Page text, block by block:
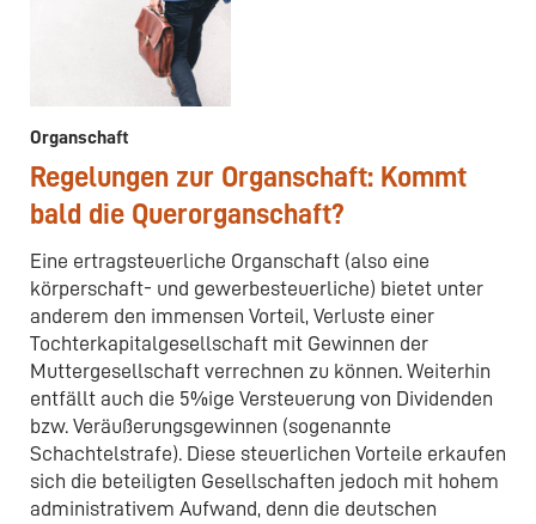
Organschaft
Regelungen zur Organschaft: Kommt
bald die Querorganschaft?
Eine ertragsteuerliche Organschaft (also eine
körperschaft- und gewerbesteuerliche) bietet unter
anderem den immensen Vorteil, Verluste einer
Tochterkapitalgesellschaft mit Gewinnen der
Muttergesellschaft verrechnen zu können. Weiterhin
entfällt auch die 5%ige Versteuerung von Dividenden
bzw. Veräußerungsgewinnen (sogenannte
Schachtelstrafe). Diese steuerlichen Vorteile erkaufen
sich die beteiligten Gesellschaften jedoch mit hohem
administrativem Aufwand, denn die deutschen